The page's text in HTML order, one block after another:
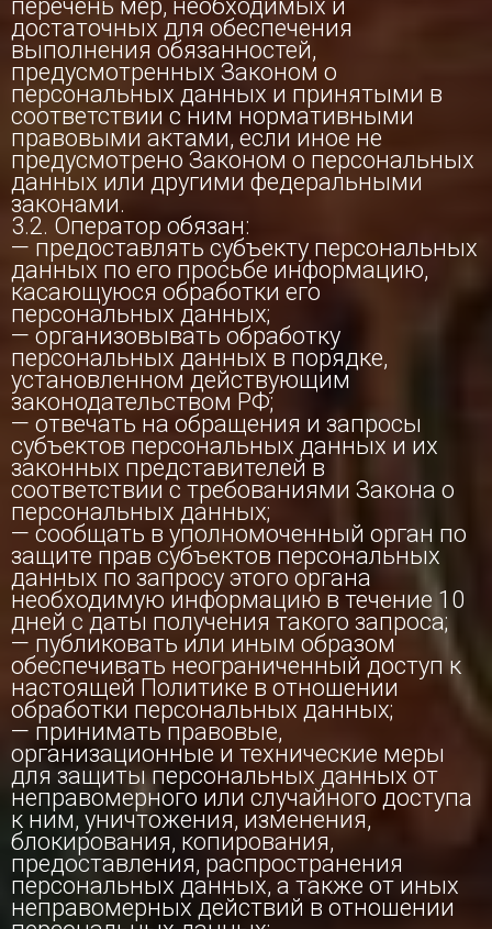
перечень мер, необходимых и
достаточных для обеспечения
выполнения обязанностей,
предусмотренных Законом о
персональных данных и принятыми в
соответствии с ним нормативными
правовыми актами, если иное не
предусмотрено Законом о персональных
данных или другими федеральными
законами.
3.2. Оператор обязан:
— предоставлять субъекту персональных
данных по его просьбе информацию,
касающуюся обработки его
персональных данных;
— организовывать обработку
персональных данных в порядке,
установленном действующим
законодательством РФ;
— отвечать на обращения и запросы
субъектов персональных данных и их
законных представителей в
соответствии с требованиями Закона о
персональных данных;
— сообщать в уполномоченный орган по
защите прав субъектов персональных
данных по запросу этого органа
необходимую информацию в течение 10
дней с даты получения такого запроса;
— публиковать или иным образом
обеспечивать неограниченный доступ к
настоящей Политике в отношении
обработки персональных данных;
— принимать правовые,
организационные и технические меры
для защиты персональных данных от
неправомерного или случайного доступа
к ним, уничтожения, изменения,
блокирования, копирования,
предоставления, распространения
персональных данных, а также от иных
неправомерных действий в отношении